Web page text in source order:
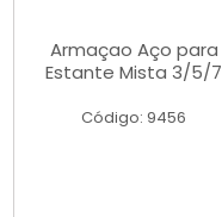
Armaçao Aço para
Estante Mista 3/5/7
Código: 9456